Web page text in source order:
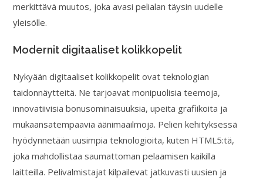
merkittävä muutos, joka avasi pelialan täysin uudelle
yleisölle.
Modernit digitaaliset kolikkopelit
Nykyään digitaaliset kolikkopelit ovat teknologian
taidonnäytteitä. Ne tarjoavat monipuolisia teemoja,
innovatiivisia bonusominaisuuksia, upeita grafiikoita ja
mukaansatempaavia äänimaailmoja. Pelien kehityksessä
hyödynnetään uusimpia teknologioita, kuten HTML5:tä,
joka mahdollistaa saumattoman pelaamisen kaikilla
laitteilla. Pelivalmistajat kilpailevat jatkuvasti uusien ja